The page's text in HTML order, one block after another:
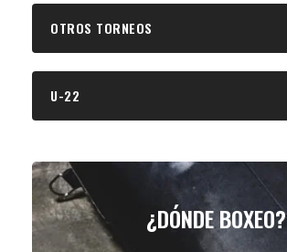
OTROS TORNEOS
U-22
¿DÓNDE BOXEO?